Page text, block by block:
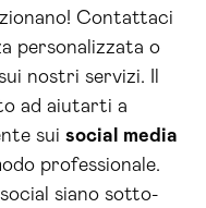
Contattaci
personalizzata o
nostri servizi. Il
ad aiutarti a
sui social media
professionale.
social siano sotto-